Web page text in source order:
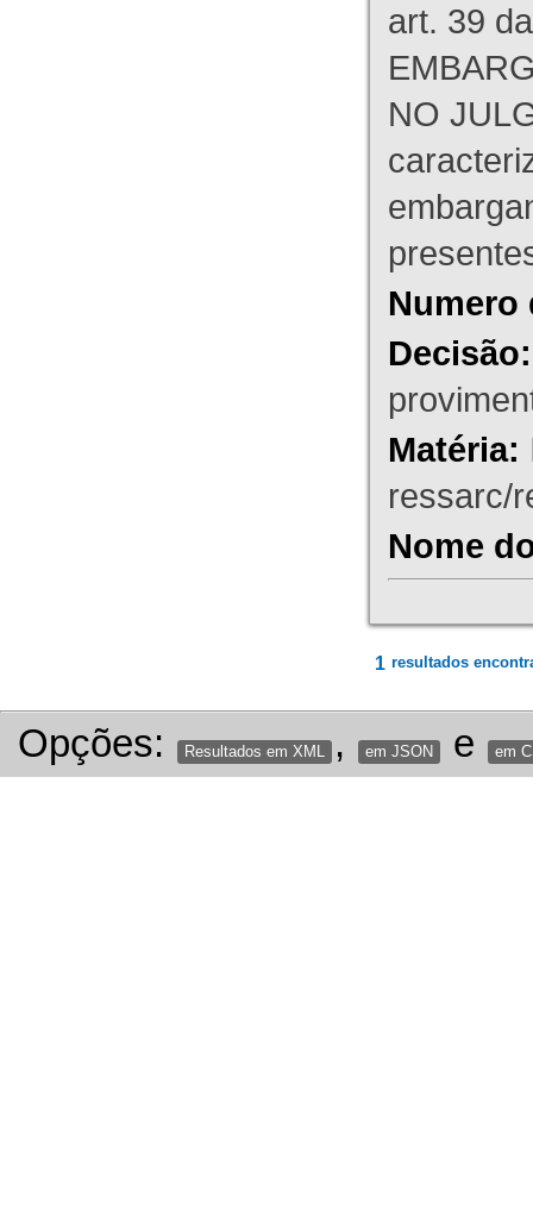
art. 39
NO
Numero
Decisão:
Matéria:
ressarc/
Nome
1 resultados
Opções: Resultados em XML , em JSON e em